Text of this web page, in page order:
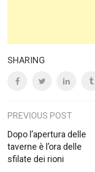
SHARING
Post
navigation
PREVIOUS POST
Dopo l’apertura delle
taverne è l’ora delle
sfilate dei rioni